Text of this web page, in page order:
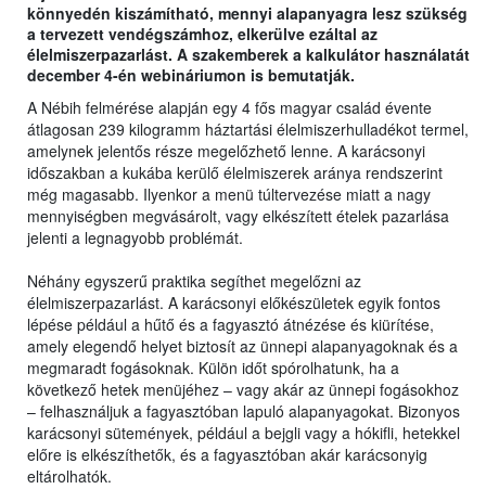
könnyedén kiszámítható, mennyi alapanyagra lesz szükség
a tervezett vendégszámhoz, elkerülve ezáltal az
élelmiszerpazarlást. A szakemberek a kalkulátor használatát
december 4-én webináriumon is bemutatják.
A Nébih felmérése alapján egy 4 fős magyar család évente
átlagosan 239 kilogramm háztartási élelmiszerhulladékot termel,
amelynek jelentős része megelőzhető lenne. A karácsonyi
időszakban a kukába kerülő élelmiszerek aránya rendszerint
még magasabb. Ilyenkor a menü túltervezése miatt a nagy
mennyiségben megvásárolt, vagy elkészített ételek pazarlása
jelenti a legnagyobb problémát.
Néhány egyszerű praktika segíthet megelőzni az
élelmiszerpazarlást. A karácsonyi előkészületek egyik fontos
lépése például a hűtő és a fagyasztó átnézése és kiürítése,
amely elegendő helyet biztosít az ünnepi alapanyagoknak és a
megmaradt fogásoknak. Külön időt spórolhatunk, ha a
következő hetek menüjéhez – vagy akár az ünnepi fogásokhoz
– felhasználjuk a fagyasztóban lapuló alapanyagokat. Bizonyos
karácsonyi sütemények, például a bejgli vagy a hókifli, hetekkel
előre is elkészíthetők, és a fagyasztóban akár karácsonyig
eltárolhatók.